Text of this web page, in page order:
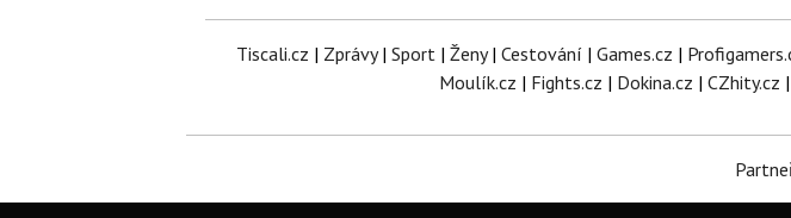
Tiscali.cz | Zprávy| Sport| Ženy| Cestování | Games.cz |
Moulík.cz | Fights.cz | Dokina.cz | CZhity.cz |